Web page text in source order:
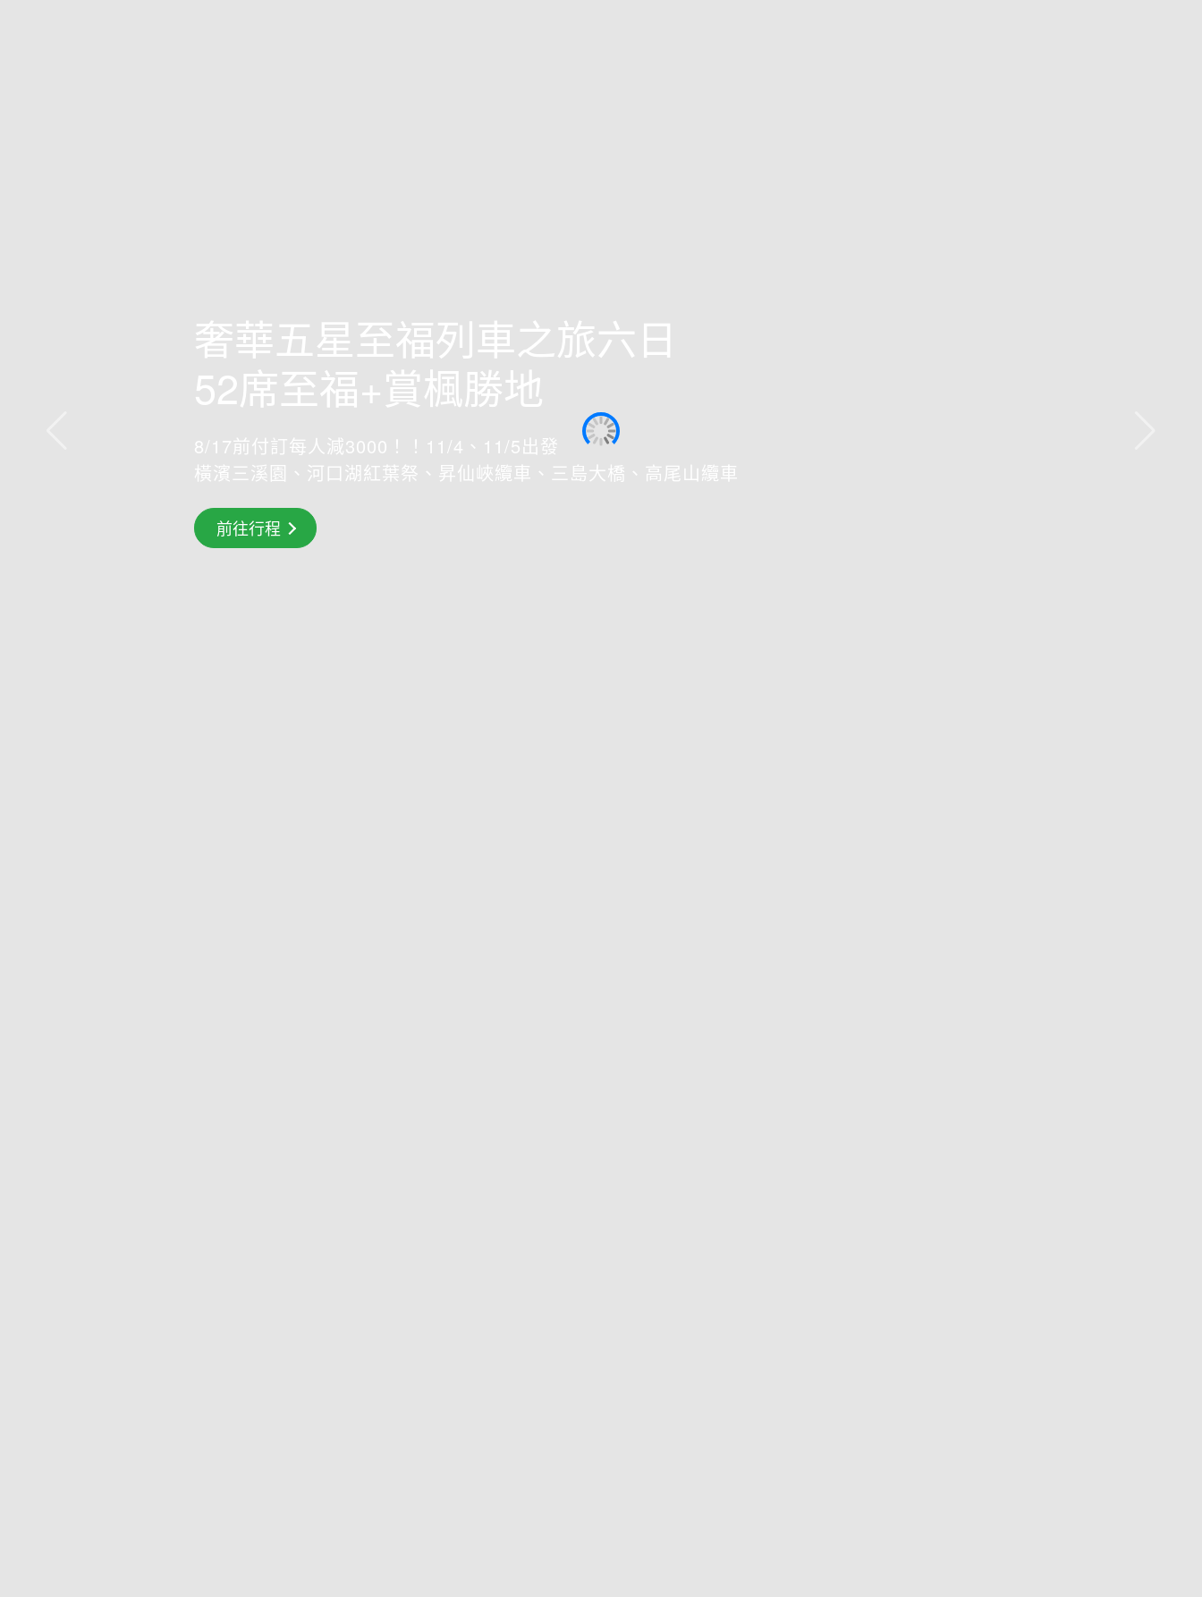
前往行程
搶先GO
前往行程
奢華五星至福列車之旅六日
52席至福+賞楓勝地
8/17前付訂每人減3000！！11/4、11/5出發
橫濱三溪園、河口湖紅葉祭、昇仙峽纜車、三島大橋、高尾山纜車
前往行程